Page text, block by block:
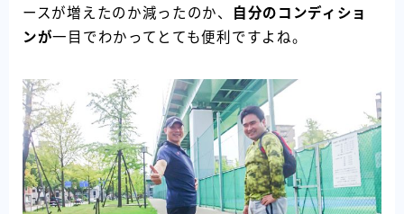
ースが増えたのか減ったのか、
自分のコンディショ
ンが一目でわかってとても便利ですよね。